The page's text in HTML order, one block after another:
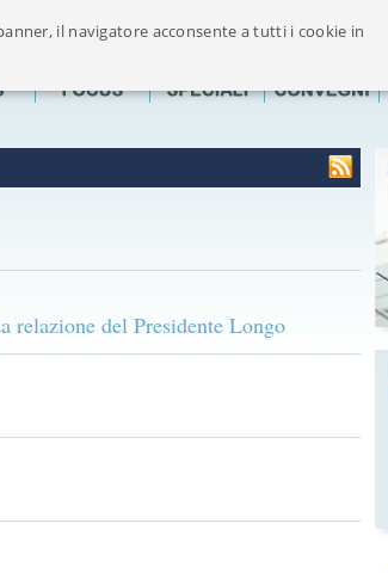
dalla FOFI componente maggioritaria delle Associazioni e
del Presidente Longo
il navigatore acconsente a tutti i cookie in